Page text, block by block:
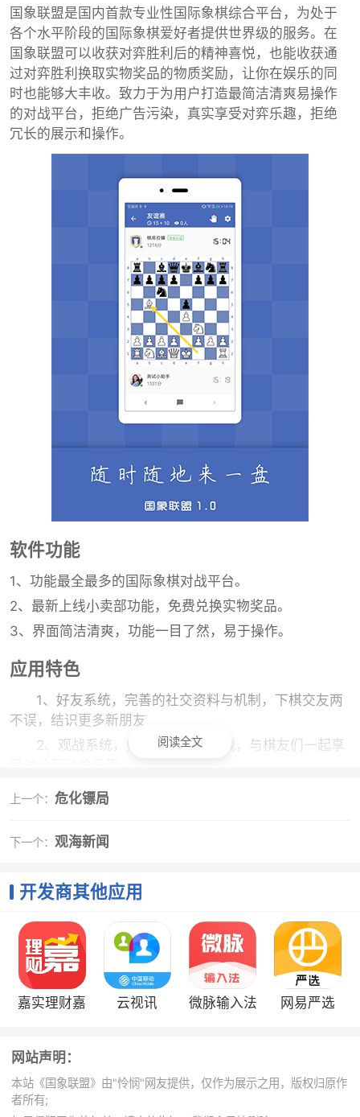
国象联盟是国内首款专业性国际象棋综合平台，为处于
各个水平阶段的国际象棋爱好者提供世界级的服务。在
国象联盟可以收获对弈胜利后的精神喜悦，也能收获通
过对弈胜利换取实物奖品的物质奖励，让你在娱乐的同
时也能够大丰收。致力于为用户打造最简洁清爽易操作
的对战平台，拒绝广告污染，真实享受对弈乐趣，拒绝
冗长的展示和操作。
软件功能
1、功能最全最多的国际象棋对战平台。
2、最新上线小卖部功能，免费兑换实物奖品。
3、界面简洁清爽，功能一目了然，易于操作。
应用特色
1、好友系统，完善的社交资料与机制，下棋交友两
不误，结识更多新朋友
2、观战系统，好友下棋一键观战，与棋友们一起享
3、完善的网络机制，忽略延时、断线重连，让下棋
体验无死角
4、极限的数据压缩机制，让每盘网络对局流量消耗
小编评价
1、类型：网络社区大小：50.1M语言：中文时间：
6-19评分：10.0
2、国象联盟是专业的国际象棋学习软件，能够让用
户在此了解更多的国际详细相关技巧，众多大神在此交
流分享心得，加深你对国际象棋的理解能力，如果你也
阅读全文
上一个： 危化镖局
下一个： 观海新闻
开发商其他应用
嘉实理财嘉 云视讯 微脉输入法 网易严选
网站声明：
本站《国象联盟》由"怜悯"网友提供，仅作为展示之用，版权归原作
者所有;